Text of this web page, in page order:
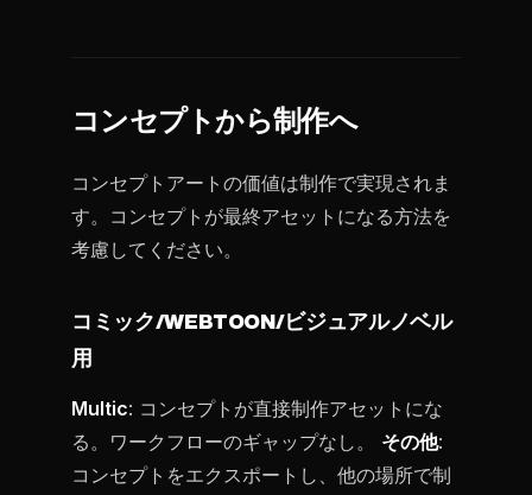
コンセプトから制作へ
コンセプトアートの価値は制作で実現されま
す。コンセプトが最終アセットになる方法を
考慮してください。
コミック/WEBTOON/ビジュアルノベル
用
Multic: コンセプトが直接制作アセットにな
る。ワークフローのギャップなし。 その他:
コンセプトをエクスポートし、他の場所で制